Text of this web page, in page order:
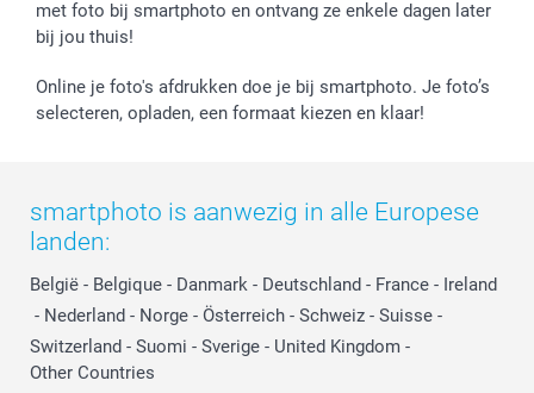
met foto bij smartphoto en ontvang ze enkele dagen later
bij jou thuis!
Online je foto's afdrukken doe je bij smartphoto. Je foto’s
selecteren, opladen, een formaat kiezen en klaar!
smartphoto is aanwezig in alle Europese
landen:
België - Belgique - Danmark - Deutschland - France - Ireland
- Nederland - Norge - Österreich - Schweiz - Suisse -
Switzerland - Suomi - Sverige - United Kingdom -
Other Countries